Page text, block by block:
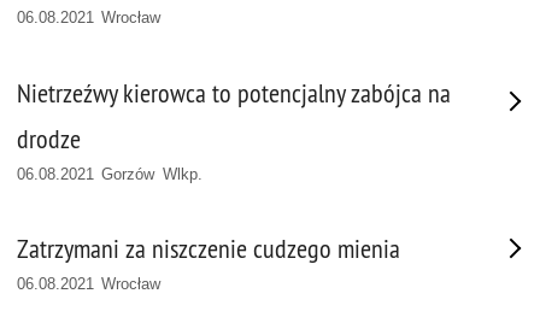
06.08.2021 Wrocław
Nietrzeźwy kierowca to potencjalny zabójca na
drodze
06.08.2021 Gorzów Wlkp.
Zatrzymani za niszczenie cudzego mienia
06.08.2021 Wrocław